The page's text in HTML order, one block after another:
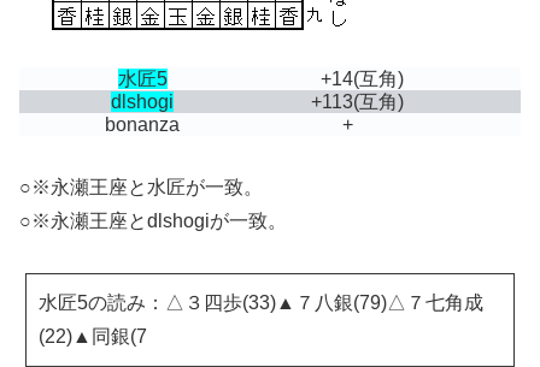
水匠5 +14(互角)
dlshogi
+113(互角)
bonanza
+
○※永瀬王座と水匠が一致。
○※永瀬王座とdlshogiが一致。
水匠5の読み：△３四歩(33)▲７八銀(79)△７七角成
(22)▲同銀(7